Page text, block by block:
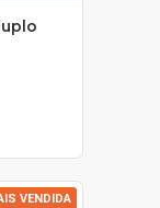
VENDIDA